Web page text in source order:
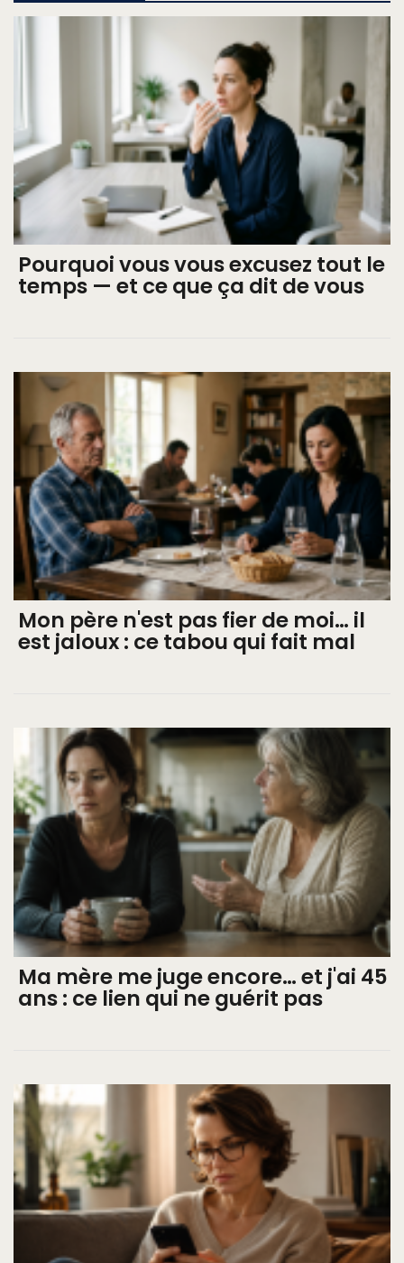
Pourquoi vous vous excusez tout le
temps — et ce que ça dit de vous
Mon père n'est pas fier de moi… il
est jaloux : ce tabou qui fait mal
Ma mère me juge encore… et j'ai 45
ans : ce lien qui ne guérit pas